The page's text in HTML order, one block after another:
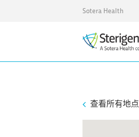
Sotera Health
查看所有地点